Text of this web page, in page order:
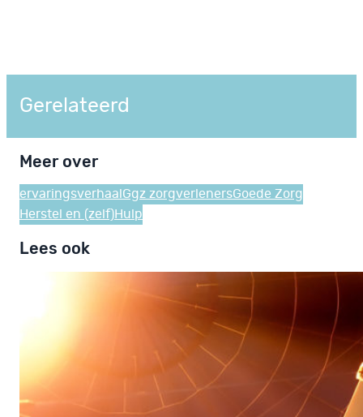
Gerelateerd
Meer over
ervaringsverhaal Ggz zorgverlenersGoede Zorg
Herstel en (zelf)Hulp
Lees ook